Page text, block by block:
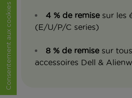
4 % de remisesur les
(E/U/P/C series)
8 % de remisesur
accessoires Dell &
Consentement aux cookies